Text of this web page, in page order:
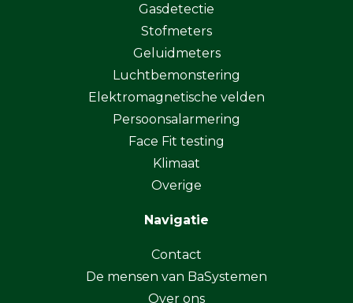
Gasdetectie
Stofmeters
Geluidmeters
Luchtbemonstering
Elektromagnetische velden
Persoonsalarmering
Face Fit testing
Klimaat
Overige
Navigatie
Contact
De mensen van BaSystemen
Over ons